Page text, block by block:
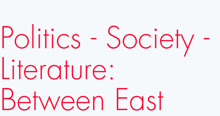
Politics - Society -
Literature:
Between East